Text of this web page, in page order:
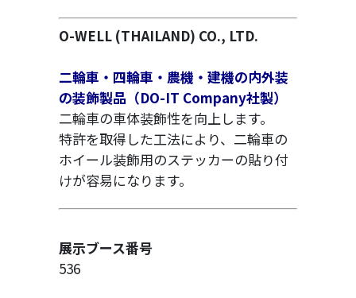
O-WELL (THAILAND) CO., LTD.
二輪車・四輪車・農機・建機の内外装
の装飾製品（DO-IT Company社製）
二輪車の車体装飾性を向上します。
特許を取得した工法により、二輪車の
ホイール装飾用のステッカーの貼り付
けが容易になります。
展示ブース番号
536